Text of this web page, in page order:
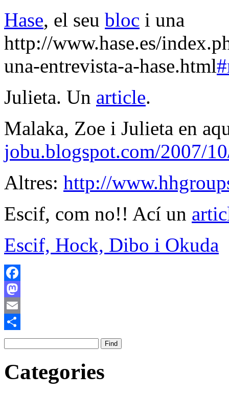
Hase, el seu bloc i una
http://www.hase.es/
una-entrevista-a-hase.html
Julieta. Un article.
Malaka, Zoe i Julieta en
jobu.blogspot.com/2007/
Altres: http://
Escif, com no!! Ací un
Escif, Hock, Dibo i Okuda
Facebook
Mastodon
Email
Comparteix
Categories